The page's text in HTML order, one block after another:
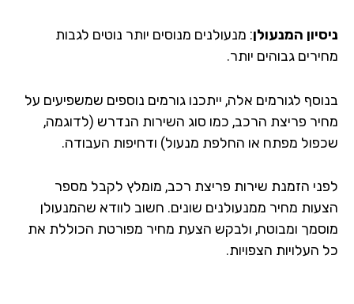
המנעולן: מנעולנים מנוסים יותר נוטים לגבות
גבוהים יותר.
לגורמים אלה, ייתכנו גורמים נוספים שמשפיעים על
פריצת הרכב, כמו סוג השירות הנדרש (לדוגמה,
מפתח או החלפת מנעול) ודחיפות העבודה.
הזמנת שירות פריצת רכב, מומלץ לקבל מספר
מחיר ממנעולנים שונים. חשוב לוודא שהמנעולן
ומבוטח, ולבקש הצעת מחיר מפורטת הכוללת את
העלויות הצפויות.